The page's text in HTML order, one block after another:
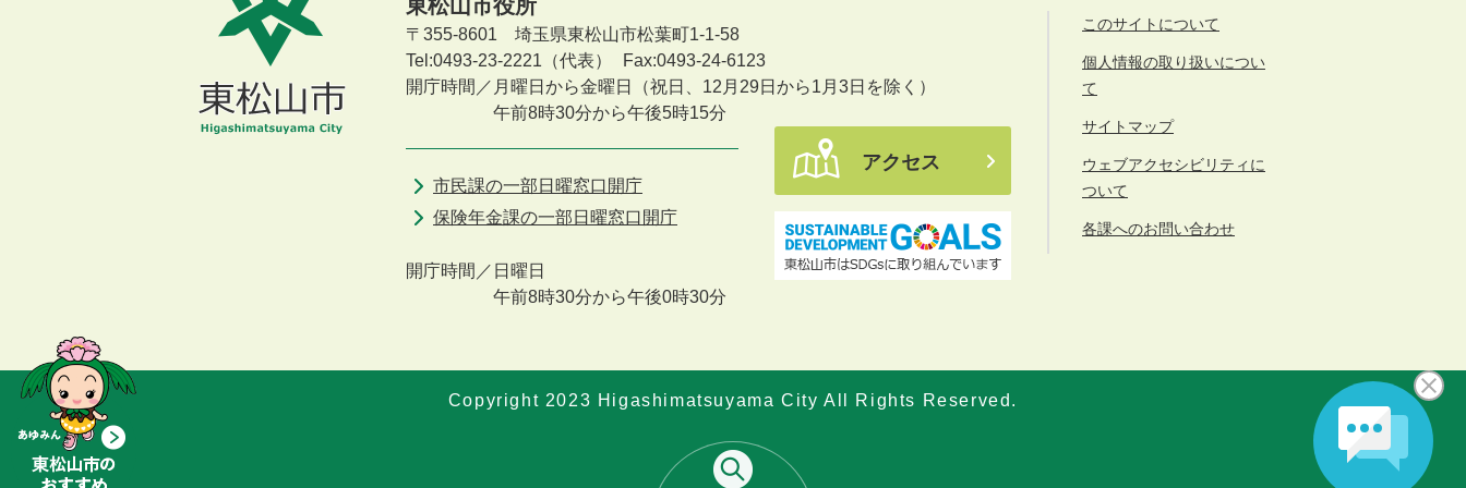
東松山市役所
〒355-8601 埼玉県東松山市松葉町1-1-58
Tel:0493-23-2221（代表）
Fax:0493-24-6123
開庁時間／月曜日から金曜日
（祝日、12月29日から1月3日を除く）
午前8時30分から午後5時15分
市民課の一部日曜窓口開庁
保険年金課の一部日曜窓口開庁
開庁時間／ 日曜日
午前8時30分から午後0時30分
アクセス
このサイトについて
個人情報の取り扱いについ
て
サイトマップ
ウェブアクセシビリティに
ついて
各課へのお問い合わせ
Copyright 2023 Higashimatsuyama City All Rights Reserved.